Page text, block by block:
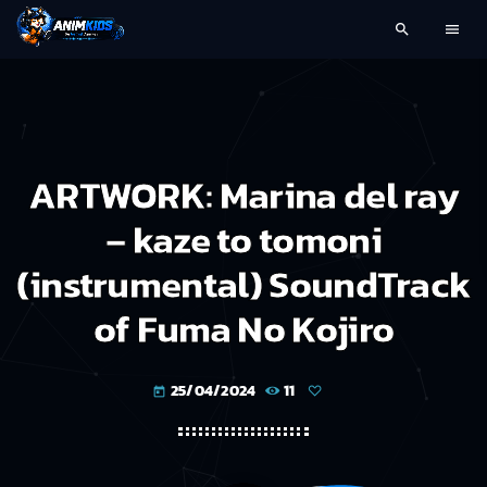
search menu
ARTWORK: Marina del ray
– kaze to tomoni
(instrumental) SoundTrack
of Fuma No Kojiro
today 25/04/2024 11